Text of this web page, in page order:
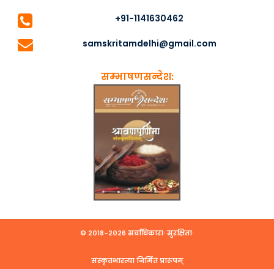
+91-1141630462
samskritamdelhi@gmail.com
सम्भाषणसन्देश:
© २०१८-२०२६ सर्वाधिकाराः सुरक्षिताः
संस्कृतभारत्या निर्मितं प्रारूपम्